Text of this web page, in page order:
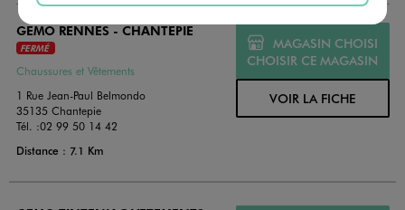
GEMO RENNES - CHANTEPIE
FERMÉ
Chaussures et Vêtements
1 Rue Jean-Paul Belmondo
35135 Chantepie
Tél. :02 99 50 14 42
Distance : 7.1 Km
MAGASIN CHOISI
CHOISIR CE MAGASIN
VOIR LA FICHE